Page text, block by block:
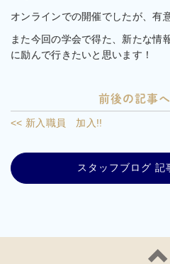
オンラインでの開催でしたが、有
また今回の学会で得た、新たな情
に励んで行きたいと思います！
前後の記事
<< 新入職員 加入!!
スタッフブログ 記